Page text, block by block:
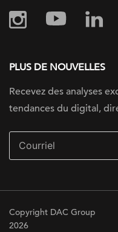
PLUS DE NOUVELLES
Recevez des analyses
tendances du digital,
Copyright DAC Group
2026